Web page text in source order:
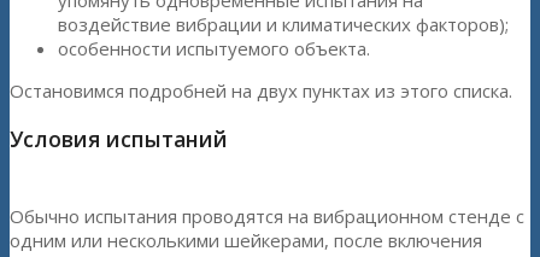
воздействие вибрации и климатических факторов);
особенности испытуемого объекта.
Остановимся подробней на двух пунктах из этого списка.
Условия испытаний
Обычно испытания проводятся на вибрационном стенде с
одним или несколькими шейкерами, после включения